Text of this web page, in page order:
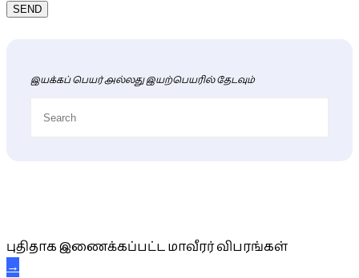
SEND
இயக்கப் பெயர் அல்லது இயற்பெயரில் தேடவும்
புதிதாக இணைக்கப்பட்ட மாவீரர் விபரங்கள்
→